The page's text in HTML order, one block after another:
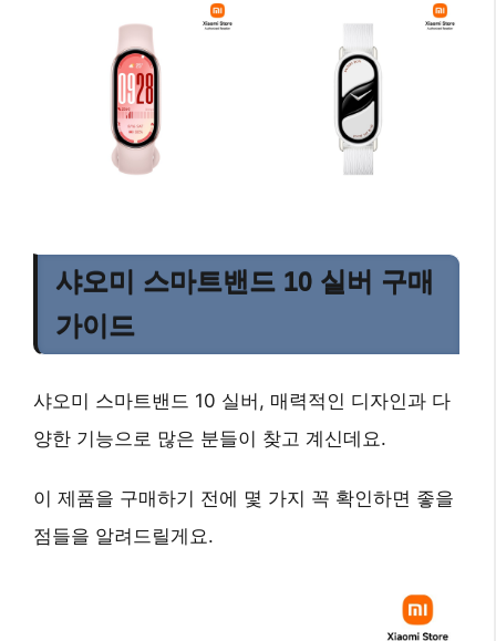
샤오미 스마트밴드 10 실버 구매
가이드
샤오미 스마트밴드 10 실버, 매력적인 디자인과 다
양한 기능으로 많은 분들이 찾고 계신데요.
이 제품을 구매하기 전에 몇 가지 꼭 확인하면 좋을
점들을 알려드릴게요.